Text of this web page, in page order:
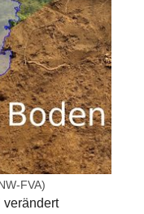
FVA)
verändert